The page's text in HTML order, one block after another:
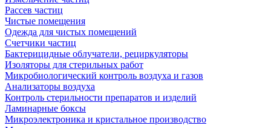
Рассев частиц
Чистые помещения
Одежда для чистых помещений
Счетчики частиц
Бактерицидные облучатели, рециркуляторы
Изоляторы для стерильных работ
Микробиологический контроль воздуха и газов
Анализаторы воздуха
Контроль стерильности препаратов и изделий
Ламинарные боксы
Микроэлектроника и кристальное производство